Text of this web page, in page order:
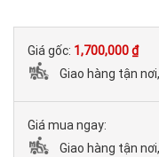
Giá gốc: 1,700,000 ₫
Giao hàng tận
Giá mua ngay:
Giao hàng tận